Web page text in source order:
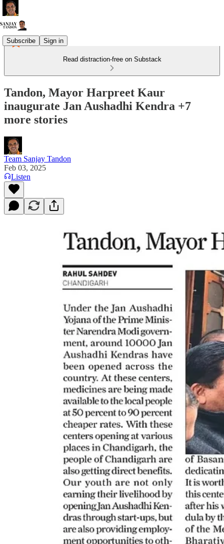
Subscribe Sign in
Read distraction-free on Substack
Tandon, Mayor Harpreet Kaur
inaugurate Jan Aushadhi Kendra +7
more stories
Team Sanjay Tandon
Feb 03, 2025
Listen